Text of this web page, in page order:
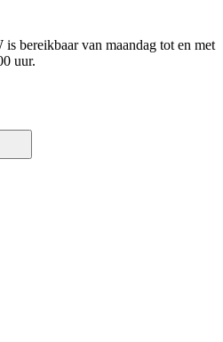
bereikbaar van maandag tot en met
uur.